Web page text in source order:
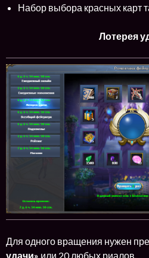
Набор выбора красных карт
Лотерея
Для одного вращения нужен
удачи» или 20 любых риалов.